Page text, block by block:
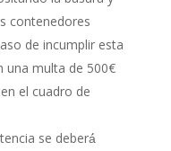
contenedores
de incumplir esta
una multa de 500€
el cuadro de
se deberá́